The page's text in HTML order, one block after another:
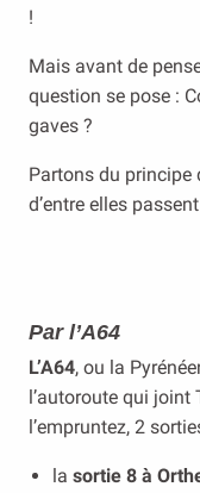
!
Mais avant de
question se pose :
gaves ?
Partons du principe
d’entre elles
Par l’A64
L’A64, ou la
l’autoroute qui joint
l’empruntez, 2
la sortie 8 à